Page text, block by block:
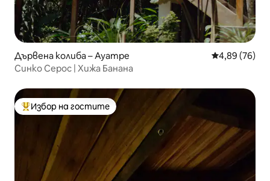
Дървена колиба – Ayampe Средна
4,89 (76)
Синко Серос | Хижа Банана
Най-популярен избор на гостите
Избор на гостите